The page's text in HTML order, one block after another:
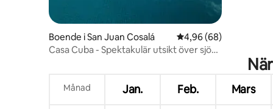
Boende i San Juan Cosalá 4,96 av 5 i
4,96 (68)
Casa Cuba - Spektakulär utsikt över sjön
Månad Jan. Feb. Mars